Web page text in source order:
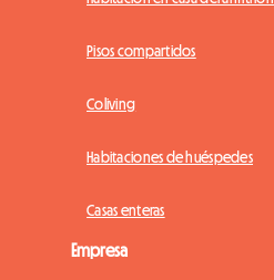
Pisos compartidos
Coliving
Habitaciones de huéspedes
Casas enteras
Empresa